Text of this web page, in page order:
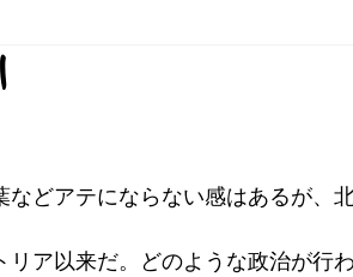
などアテにならない感はあるが、
リア以来だ。どのような政治が行